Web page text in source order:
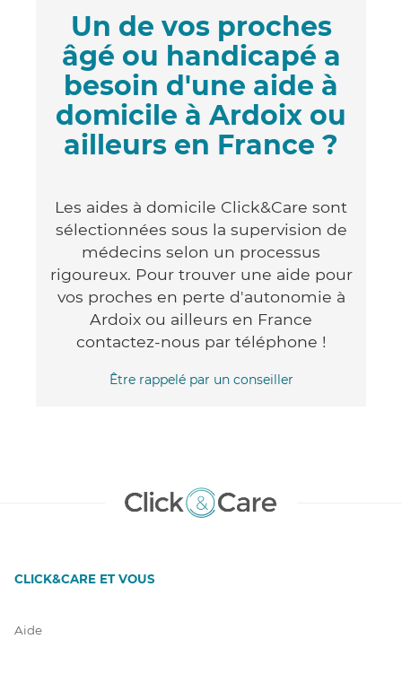
Un de vos proches
âgé ou handicapé a
besoin d'une aide à
domicile à Ardoix ou
ailleurs en France ?
Les aides à domicile Click&Care sont
sélectionnées sous la supervision de
médecins selon un processus
rigoureux. Pour trouver une aide pour
vos proches en perte d'autonomie à
Ardoix ou ailleurs en France
contactez-nous par téléphone !
Être rappelé par un conseiller
CLICK&CARE ET VOUS
Aide